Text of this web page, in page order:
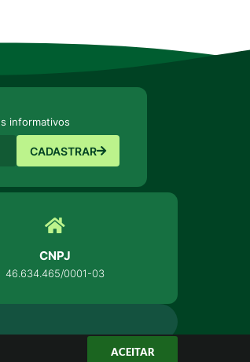
ACEITAR
informativos
CADASTRAR
CNPJ
46.634.465/0001-03